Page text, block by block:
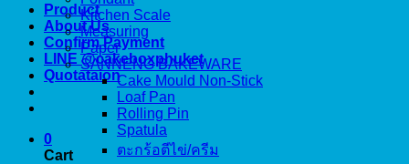
Product
About Us
Confirm Payment
LINE @cakeboxphuket
Quotataion
0
Cart
Kitchen Scale
Measuring
Paper
SANNENG BAKEWARE
Cake Mould Non-Stick
Loaf Pan
Rolling Pin
Spatula
ตะกร้อตีไข่/ครีม